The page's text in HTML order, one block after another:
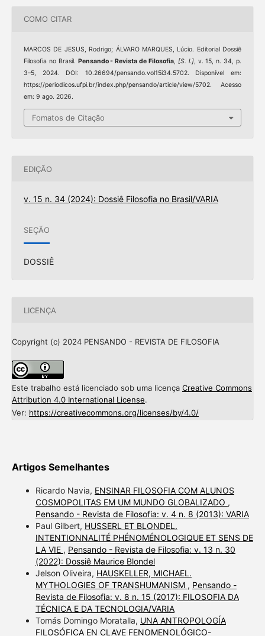
COMO CITAR
MARCOS DE JESUS, Rodrigo; ÁLVARO MARQUES, Lúcio. Editorial Dossiê
Filosofia no Brasil. Pensando - Revista de Filosofia, [S. l.], v. 15, n. 34, p.
3–5, 2024. DOI: 10.26694/pensando.vol15i34.5702. Disponível em:
https://periodicos.ufpi.br/index.php/pensando/article/view/5702. Acesso
em: 9 ago. 2026.
Fomatos de Citação
EDIÇÃO
v. 15 n. 34 (2024): Dossiê Filosofia no Brasil/VARIA
SEÇÃO
DOSSIÊ
LICENÇA
Copyright (c) 2024 PENSANDO - REVISTA DE FILOSOFIA
Este trabalho está licenciado sob uma licença Creative Commons
Attribution 4.0 International License.
Ver: https://creativecommons.org/licenses/by/4.0/
Artigos Semelhantes
Ricardo Navia, ENSINAR FILOSOFIA COM ALUNOS
COSMOPOLITAS EM UM MUNDO GLOBALIZADO ,
Pensando - Revista de Filosofia: v. 4 n. 8 (2013): VARIA
Paul Gilbert, HUSSERL ET BLONDEL.
INTENTIONNALITÉ PHÉNOMÉNOLOGIQUE ET SENS DE
LA VIE , Pensando - Revista de Filosofia: v. 13 n. 30
(2022): Dossiê Maurice Blondel
Jelson Oliveira, HAUSKELLER, MICHAEL.
MYTHOLOGIES OF TRANSHUMANISM , Pensando -
Revista de Filosofia: v. 8 n. 15 (2017): FILOSOFIA DA
TÉCNICA E DA TECNOLOGIA/VARIA
Tomás Domingo Moratalla, UNA ANTROPOLOGÍA
FILOSÓFICA EN CLAVE FENOMENOLÓGICO-